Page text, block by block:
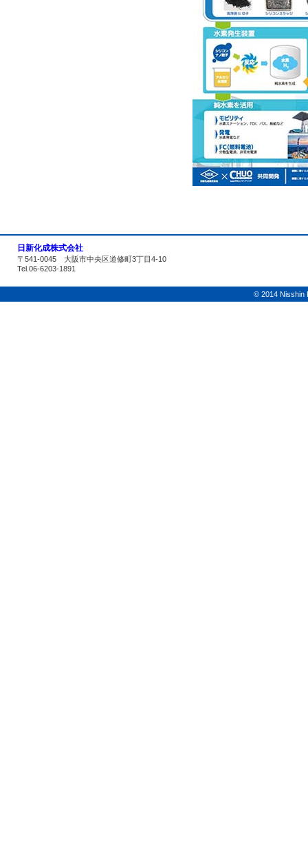
日新化成株式会社
〒541-0045 大阪市中央区道修町3丁目4-10
Tel.06-6203-1891
© 2014 Nisshin